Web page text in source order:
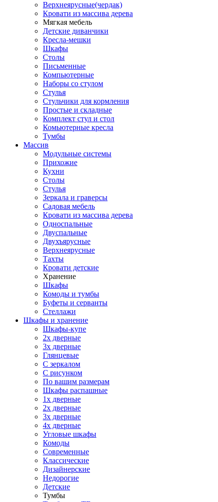
Верхнеярусные(чердак)
Кровати из массива дерева
Мягкая мебель
Детские диванчики
Кресла-мешки
Шкафы
Столы
Письменные
Компьютерные
Наборы со стулом
Стулья
Стульчики для кормления
Простые и складные
Комплект стул и стол
Комьютерные кресла
Тумбы
Массив
Модульные системы
Прихожие
Кухни
Столы
Стулья
Зеркала и граверсы
Садовая мебель
Кровати из массива дерева
Односпальные
Двуспальные
Двухъярусные
Верхнеярусные
Тахты
Кровати детские
Хранение
Шкафы
Комоды и тумбы
Буфеты и серванты
Стеллажи
Шкафы и хранение
Шкафы-купе
2х дверные
3х дверные
Глянцевые
С зеркалом
С рисунком
По вашим размерам
Шкафы распашные
1х дверные
2х дверные
3х дверные
4х дверные
Угловые шкафы
Комоды
Современные
Классические
Дизайнерские
Недорогие
Детские
Тумбы